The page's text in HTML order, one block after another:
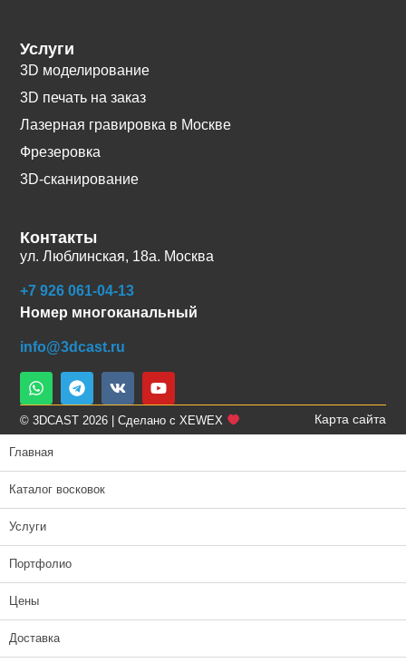
Услуги
3D моделирование
3D печать на заказ
Лазерная гравировка в Москве
Фрезеровка
3D-сканирование
Контакты
ул. Люблинская, 18а. Москва
+7 926 061-04-13
Номер многоканальный
info@3dcast.ru
© 3DCAST 2026 | Сделано с XEWEX Карта сайта
Главная
Каталог восковок
Услуги
Портфолио
Цены
Доставка